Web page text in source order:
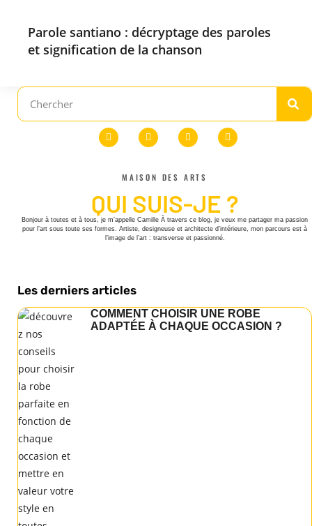
Parole santiano : décryptage des paroles
et signification de la chanson
MAISON DES ARTS
QUI SUIS-JE ?
Bonjour à toutes et à tous, je m’appelle Camille À travers ce blog, je veux me partager ma passion
pour l’art sous toute ses formes. Artiste, designeuse et architecte d’intérieure, mon parcours est à
l’image de l’art : transverse et passionné.
Les derniers articles
COMMENT CHOISIR UNE ROBE
ADAPTÉE À CHAQUE OCCASION ?